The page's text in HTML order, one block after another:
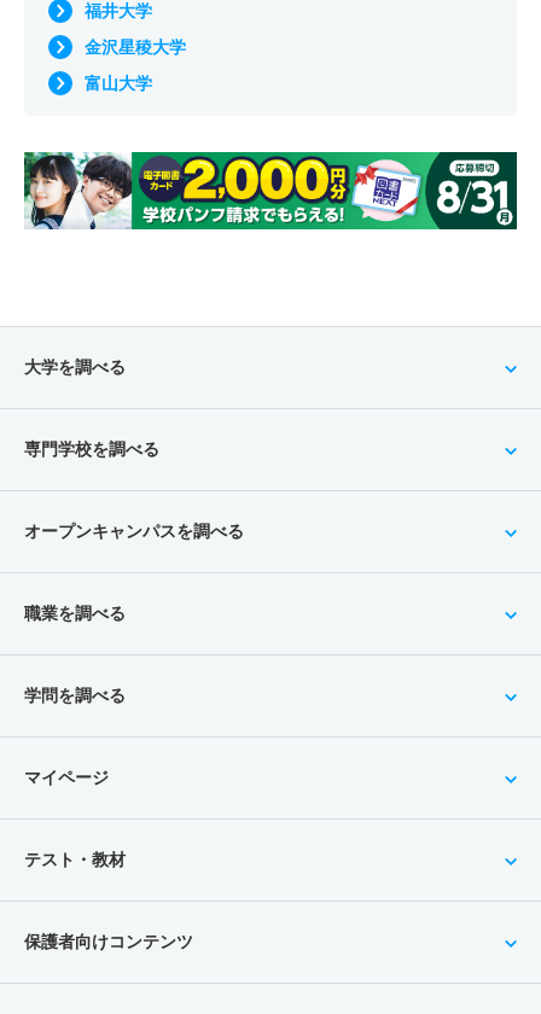
福井大学
金沢星稜大学
富山大学
大学を調べる
専門学校を調べる
オープンキャンパスを調べる
職業を調べる
学問を調べる
マイページ
テスト・教材
保護者向けコンテンツ